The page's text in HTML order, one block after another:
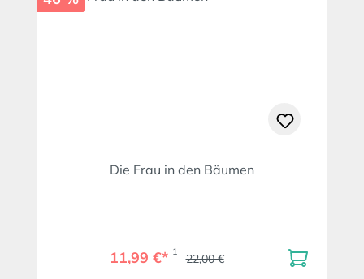
Die Frau in den Bäumen
11,99 €* 1 22,00 €